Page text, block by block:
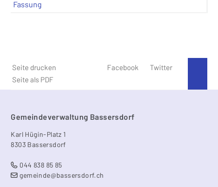
Fassung
Seite drucken
Seite als PDF
Facebook Twitter
Footer
Gemeindeverwaltung Bassersdorf
Karl Hügin-Platz 1
8303 Bassersdorf
044 838 85 85
gemeinde@bassersdorf.ch